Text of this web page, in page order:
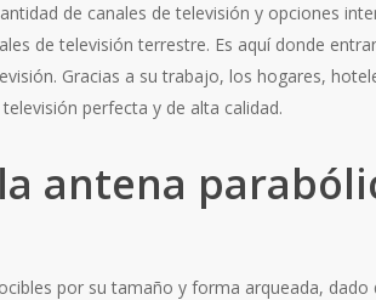
de canales de televisión y opciones
de televisión terrestre. Es aquí donde
Gracias a su trabajo, los hogares,
perfecta y de alta calidad.
antena
por su tamaño y forma arqueada,